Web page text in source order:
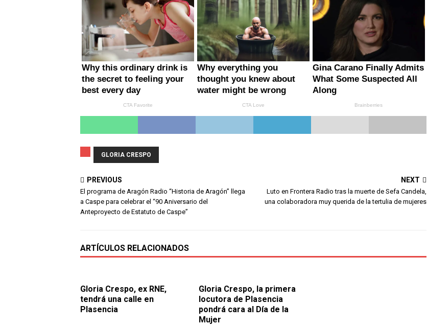
GLORIA CRESPO
PREVIOUS
El programa de Aragón Radio “Historia de Aragón” llega
a Caspe para celebrar el “90 Aniversario del
Anteproyecto de Estatuto de Caspe”
NEXT
Luto en Frontera Radio tras la muerte de Sefa Candela,
una colaboradora muy querida de la tertulia de mujeres
ARTÍCULOS RELACIONADOS
Gloria Crespo, ex RNE,
tendrá una calle en
Plasencia
Gloria Crespo, la primera
locutora de Plasencia
pondrá cara al Día de la
Mujer